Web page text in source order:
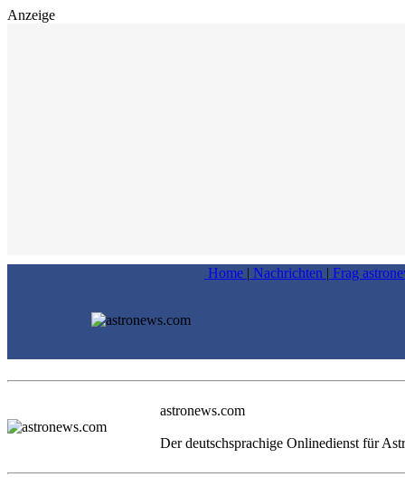
Anzeige
Home | Nachrichten | Frag
astronews.com
Der deutschsprachige Onlinedienst für